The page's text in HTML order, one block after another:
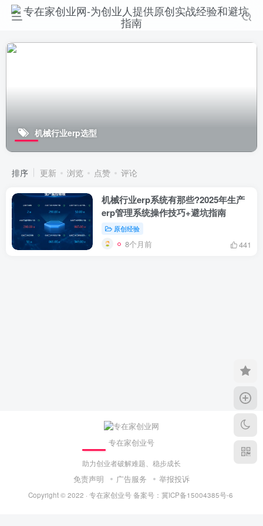
机械行业erp选型
排序 更新 浏览 点赞 评论
机械行业erp系统有那些?2025年生产
erp管理系统操作技巧+避坑指南
原创经验
8个月前 441
专在家创业号
助力创业者破解难题、稳步成长
免责声明 广告服务 举报投诉
Copyright © 2022 · 专在家创业号备案号： 冀ICP备15004385号-6